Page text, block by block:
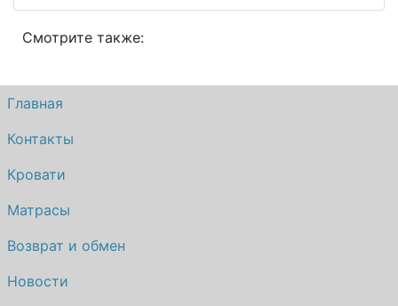
Смотрите также:
Главная
Контакты
Кровати
Матрасы
Возврат и обмен
Новости